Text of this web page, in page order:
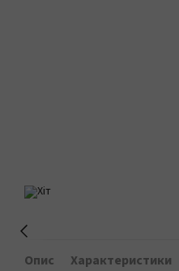
Опис Характеристики